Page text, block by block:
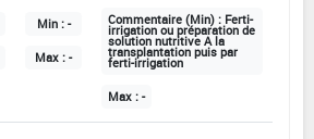
Min : -
Max : -
Commentaire (Min) : Ferti-
irrigation ou préparation de
solution nutritive A la
transplantation puis par
ferti-irrigation
Max : -